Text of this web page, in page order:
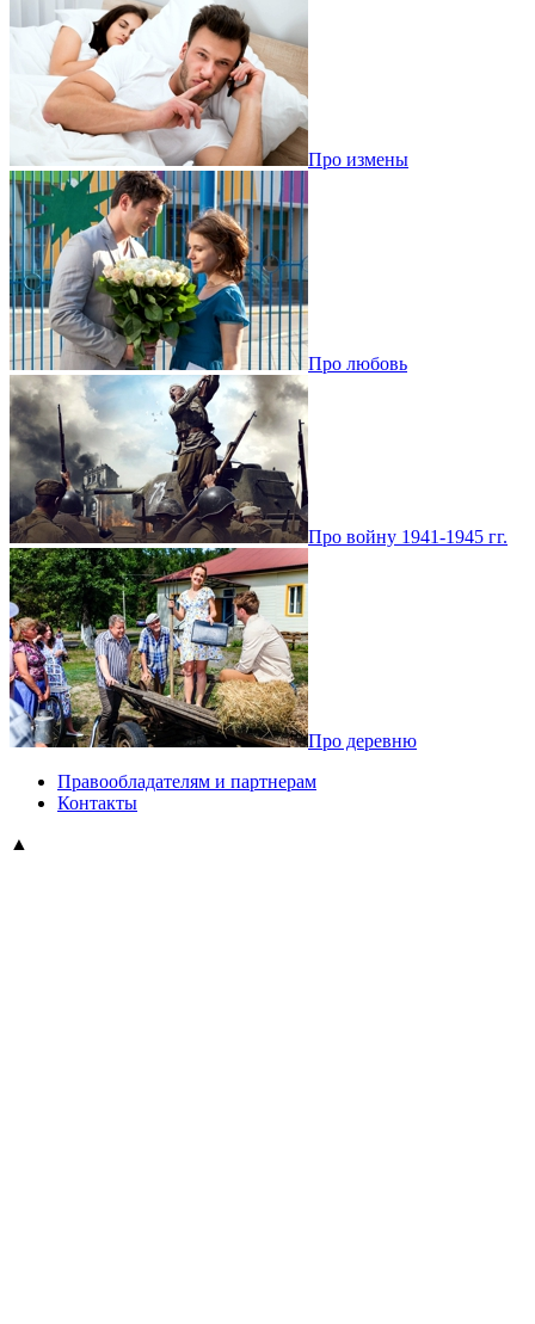
Про измены
Про любовь
Про войну 1941-1945 гг.
Про деревню
Правообладателям и партнерам
Контакты
▲